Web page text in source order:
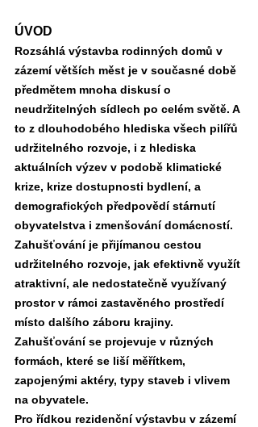
ÚVOD
Rozsáhlá výstavba rodinných domů v
zázemí větších měst je v současné době
předmětem mnoha diskusí o
neudržitelných sídlech po celém světě. A
to z dlouhodobého hlediska všech pilířů
udržitelného rozvoje, i z hlediska
aktuálních výzev v podobě klimatické
krize, krize dostupnosti bydlení, a
demografických předpovědí stárnutí
obyvatelstva i zmenšování domácností.
Zahušťování je přijímanou cestou
udržitelného rozvoje, jak efektivně využít
atraktivní, ale nedostatečně využívaný
prostor v rámci zastavěného prostředí
místo dalšího záboru krajiny.
Zahušťování se projevuje v různých
formách, které se liší měřítkem,
zapojenými aktéry, typy staveb i vlivem
na obyvatele.
Pro řídkou rezidenční výstavbu v zázemí